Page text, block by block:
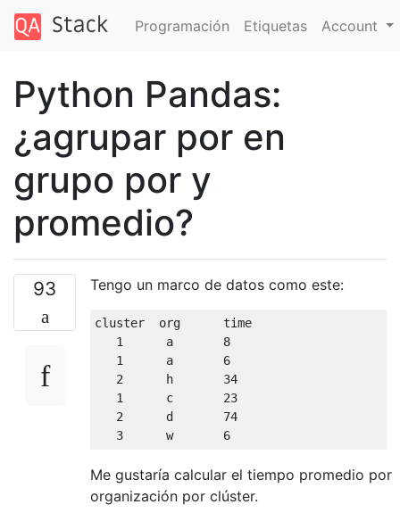
Programación Etiquetas Account
Python Pandas:
¿agrupar por en
grupo por y
promedio?
93 Tengo un marco de datos como este:
cluster  org      time
1
      a
8
1
      a
6
2
      h
34
1
      c
23
2
      d
74
3
      w
6
Me gustaría calcular el tiempo promedio por
organización por clúster.